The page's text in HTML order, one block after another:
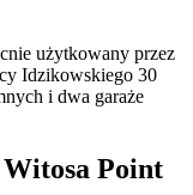
użytkowany przez
Idzikowskiego 30
i dwa garaże
Witosa Point